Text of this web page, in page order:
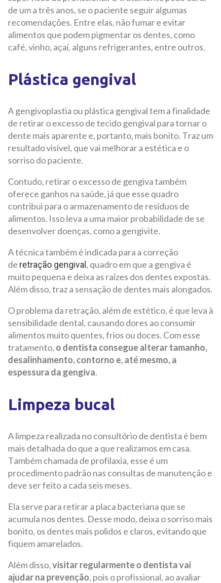
de um a três anos, se o paciente seguir algumas
recomendações. Entre elas, não fumar e evitar
alimentos que podem pigmentar os dentes, como
café, vinho, açaí, alguns refrigerantes, entre outros.
Plástica gengival
A gengivoplastia ou plástica gengival tem a finalidade
de retirar o excesso de tecido gengival para tornar o
dente mais aparente e, portanto, mais bonito. Traz um
resultado visível, que vai melhorar a estética e o
sorriso do paciente.
Contudo, retirar o excesso de gengiva também
oferece ganhos na saúde, já que esse quadro
contribui para o armazenamento de resíduos de
alimentos. Isso leva a uma maior probabilidade de se
desenvolver doenças, como a gengivite.
A técnica também é indicada para a correção
de retração gengival, quadro em que a gengiva é
muito pequena e deixa as raízes dos dentes expostas.
Além disso, traz a sensação de dentes mais alongados.
O problema da retração, além de estético, é que leva à
sensibilidade dental, causando dores ao consumir
alimentos muito quentes, frios ou doces. Com esse
tratamento, o dentista consegue alterar tamanho,
desalinhamento, contorno e, até mesmo, a
espessura da gengiva.
Limpeza bucal
A limpeza realizada no consultório de dentista é bem
mais detalhada do que a que realizamos em casa.
Também chamada de profilaxia, esse é um
procedimento padrão nas consultas de manutenção e
deve ser feito a cada seis meses.
Ela serve para retirar a placa bacteriana que se
acumula nos dentes. Desse modo, deixa o sorriso mais
bonito, os dentes mais polidos e claros, evitando que
fiquem amarelados.
Além disso,visitar regularmente o dentista vai
ajudar na prevenção, pois o profissional, ao avaliar